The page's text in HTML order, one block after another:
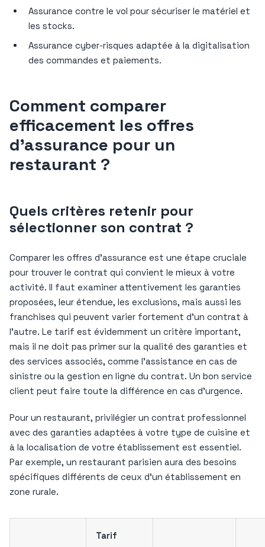
Assurance contre le vol pour sécuriser le matériel et
les stocks.
Assurance cyber-risques adaptée à la digitalisation
des commandes et paiements.
Comment comparer
efficacement les offres
d’assurance pour un
restaurant ?
Quels critères retenir pour
sélectionner son contrat ?
Comparer les offres d’assurance est une étape cruciale
pour trouver le contrat qui convient le mieux à votre
activité. Il faut examiner attentivement les garanties
proposées, leur étendue, les exclusions, mais aussi les
franchises qui peuvent varier fortement d’un contrat à
l’autre. Le tarif est évidemment un critère important,
mais il ne doit pas primer sur la qualité des garanties et
des services associés, comme l’assistance en cas de
sinistre ou la gestion en ligne du contrat. Un bon service
client peut faire toute la différence en cas d’urgence.
Pour un restaurant, privilégier un contrat professionnel
avec des garanties adaptées à votre type de cuisine et
à la localisation de votre établissement est essentiel.
Par exemple, un restaurant parisien aura des besoins
spécifiques différents de ceux d’un établissement en
zone rurale.
Tarif